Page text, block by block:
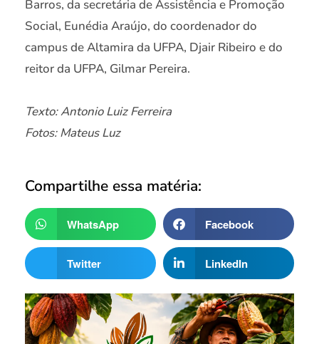
Barros, da secretária de Assistência e Promoção
Social, Eunédia Araújo, do coordenador do
campus de Altamira da UFPA, Djair Ribeiro e do
reitor da UFPA, Gilmar Pereira.
Texto: Antonio Luiz Ferreira
Fotos: Mateus Luz
Compartilhe essa matéria:
WhatsApp Facebook
Twitter LinkedIn